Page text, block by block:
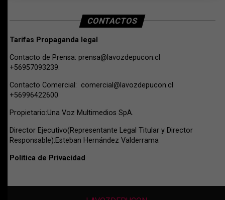
CONTACTOS
Tarifas Propaganda legal
Contacto de Prensa: prensa@lavozdepucon.cl
+56957093239.
Contacto Comercial: comercial@lavozdepucon.cl
+56996422600
Propietario:Una Voz Multimedios SpA.
Director Ejecutivo(Representante Legal Titular y Director
Responsable):Esteban Hernández Valderrama
Politica de Privacidad